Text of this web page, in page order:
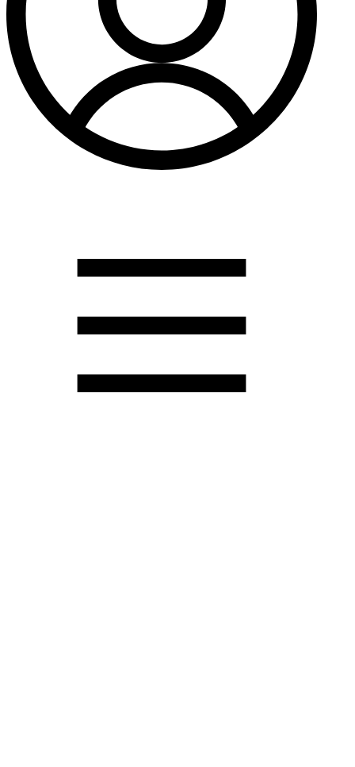
Душевые кабины и комплектующие
Душевые двери
Душевые кабины
Душевые перегородки
Развернуть (2)
Задвижки и комплектующие
Задвижки. краны шар. . фланцы
Канализация
Котлы отопительные